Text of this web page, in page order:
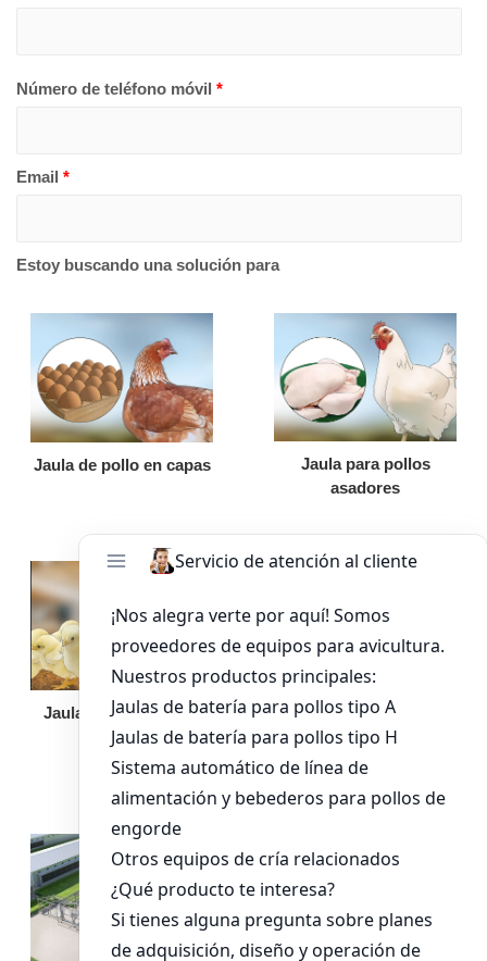
Número de teléfono móvil *
Email *
Estoy buscando una solución para
Jaula de pollo en capas
Jaula para pollos
asadores
Jaula de pollo pollita
Bandeja de
alimentación para
pollos de engorde